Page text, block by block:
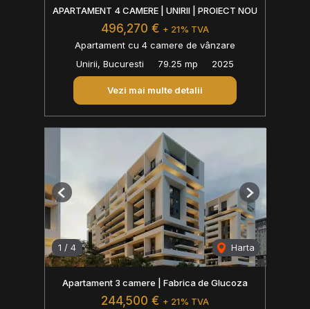
APARTAMENT 4 CAMERE | UNIRII | PROIECT NOU
496,270 € + 21% TVA
Apartament cu 4 camere de vânzare
Unirii, Bucuresti
79.25 mp 2025
Vezi mai multe detalii
1 / 4 Harta
Previous Next
Apartament 3 camere | Fabrica de Glucoza
244,500 € + 21% TVA